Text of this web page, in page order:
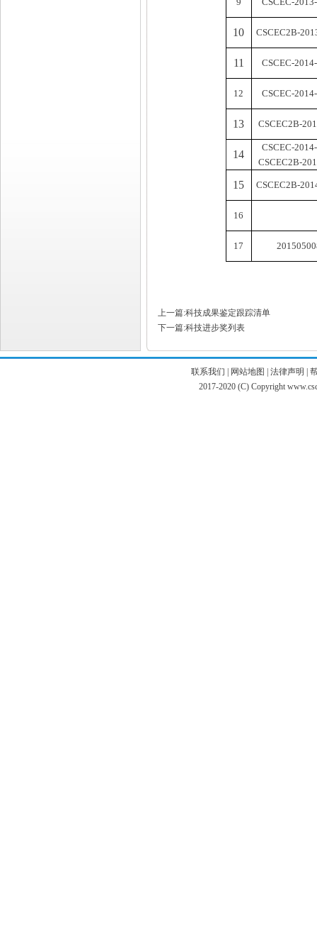
10 CSCEC2B-
11 CSCEC-
12 CSCEC-
13 CSCEC2B-
14
CSCEC-
CSCEC2B-
15 CSCEC2B-
16
17
上一篇:科技成果鉴定跟踪清单
下一篇:科技进步奖列表
联系我们 网站地图 法律声明
2017-2020 (C) Copyright